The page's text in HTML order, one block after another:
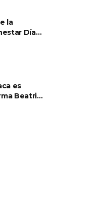
la
Día
es
Beatriz